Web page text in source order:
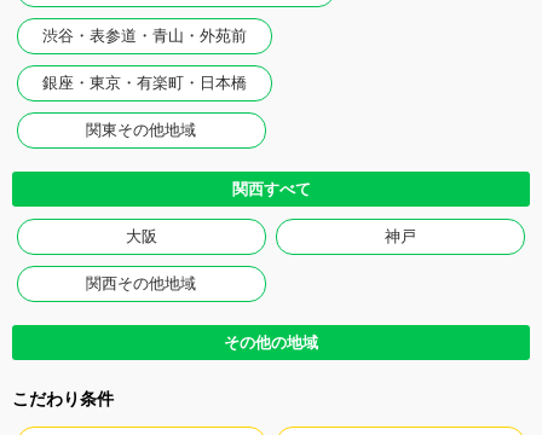
渋谷・表参道・青山・外苑前
銀座・東京・有楽町・日本橋
関東その他地域
関西すべて
大阪 神戸
関西その他地域
その他の地域
こだわり条件